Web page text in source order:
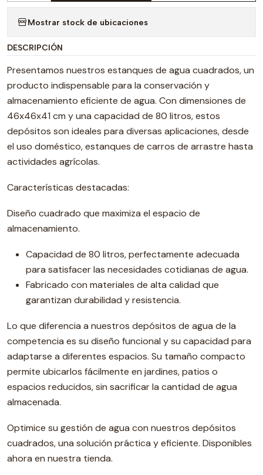
Mostrar stock de ubicaciones
DESCRIPCIÓN
Presentamos nuestros estanques de agua cuadrados, un
producto indispensable para la conservación y
almacenamiento eficiente de agua. Con dimensiones de
46x46x41 cm y una capacidad de 80 litros, estos
depósitos son ideales para diversas aplicaciones, desde
el uso doméstico, estanques de carros de arrastre hasta
actividades agrícolas.
Características destacadas:
Diseño cuadrado que maximiza el espacio de
almacenamiento.
Capacidad de 80 litros, perfectamente adecuada
para satisfacer las necesidades cotidianas de agua.
Fabricado con materiales de alta calidad que
garantizan durabilidad y resistencia.
Lo que diferencia a nuestros depósitos de agua de la
competencia es su diseño funcional y su capacidad para
adaptarse a diferentes espacios. Su tamaño compacto
permite ubicarlos fácilmente en jardines, patios o
espacios reducidos, sin sacrificar la cantidad de agua
almacenada.
Optimice su gestión de agua con nuestros depósitos
cuadrados, una solución práctica y eficiente. Disponibles
ahora en nuestra tienda.